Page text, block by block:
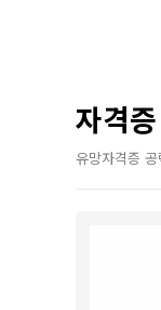
자격
유망자격증